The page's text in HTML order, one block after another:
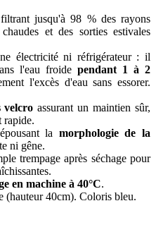
jusqu'à 98 % des rayons
et des sorties estivales
électricité ni réfrigérateur : il
l'eau froide pendant 1 à 2
l'excès d'eau sans essorer.
velcro assurant un maintien sûr,
rapide.
la morphologie de la
ni gêne.
trempage après séchage pour
en machine à 40°C.
(hauteur 40cm). Coloris bleu.